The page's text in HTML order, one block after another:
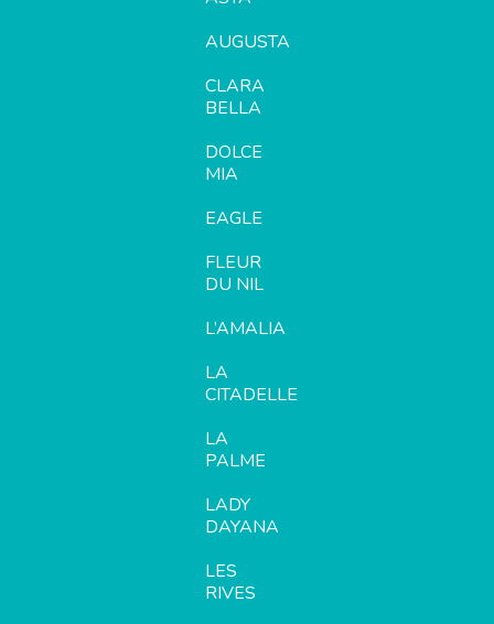
AUGUSTA
CLARA
BELLA
DOLCE
MIA
EAGLE
FLEUR
DU NIL
L’AMALIA
LA
CITADELLE
LA
PALME
LADY
DAYANA
LES
RIVES